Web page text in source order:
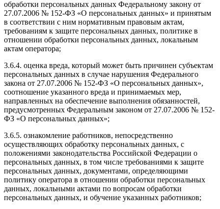
обработки персональных данных Федеральному закону от
27.07.2006 № 152-ФЗ «О персональных данных» и принятым
в соответствии с ним нормативным правовым актам,
требованиям к защите персональных данных, политике в
отношении обработки персональных данных, локальным
актам оператора;
3.6.4. оценка вреда, который может быть причинен субъектам
персональных данных в случае нарушения Федерального
закона от 27.07.2006 № 152-ФЗ «О персональных данных»,
соотношение указанного вреда и принимаемых мер,
направленных на обеспечение выполнения обязанностей,
предусмотренных Федеральным законом от 27.07.2006 № 152-
ФЗ «О персональных данных»;
3.6.5. ознакомление работников, непосредственно
осуществляющих обработку персональных данных, с
положениями законодательства Российской Федерации о
персональных данных, в том числе требованиями к защите
персональных данных, документами, определяющими
политику оператора в отношении обработки персональных
данных, локальными актами по вопросам обработки
персональных данных, и обучение указанных работников;